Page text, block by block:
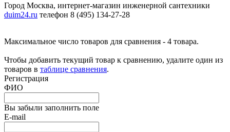
Город Москва, интернет-магазин инженерной сантехники
duim24.ru телефон 8 (495) 134-27-28
Максимальное число товаров для сравнения - 4 товара.
Чтобы добавить текущий товар к сравнению, удалите один из
товаров в таблице сравнения.
Регистрация
ФИО
Вы забыли заполнить поле
E-mail